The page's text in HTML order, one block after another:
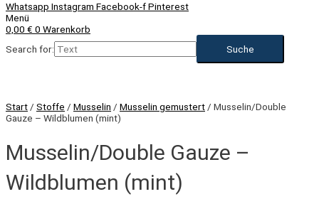
Whatsapp Instagram Facebook-fPinterest
Menü
0,00 € 0 Warenkorb
Search for:
Start / Stoffe / Musselin / Musselin gemustert / Musselin/Double
Gauze – Wildblumen (mint)
Musselin/Double Gauze –
Wildblumen (mint)